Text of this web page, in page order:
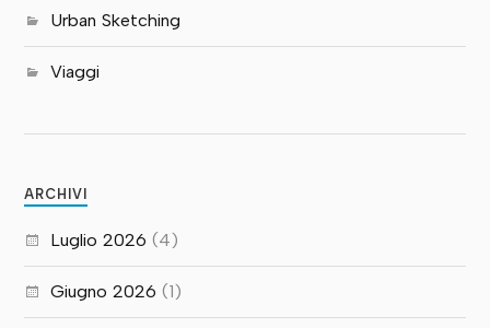
Urban Sketching
Viaggi
ARCHIVI
Luglio 2026 (4)
Giugno 2026 (1)